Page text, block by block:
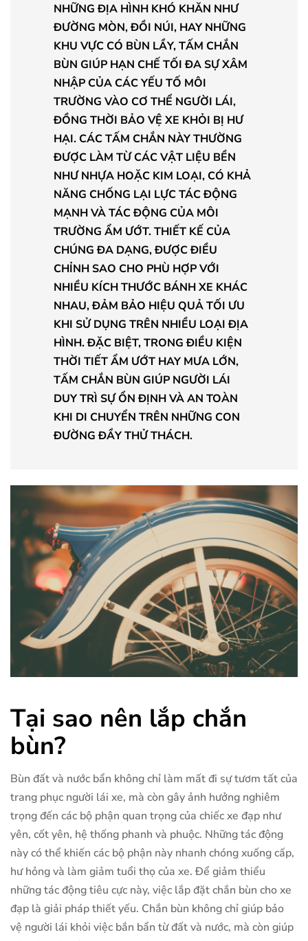
NHỮNG ĐỊA HÌNH KHÓ KHĂN NHƯ
ĐƯỜNG MÒN, ĐỒI NÚI, HAY NHỮNG
KHU VỰC CÓ BÙN LẦY, TẤM CHẮN
BÙN GIÚP HẠN CHẾ TỐI ĐA SỰ XÂM
NHẬP CỦA CÁC YẾU TỐ MÔI
TRƯỜNG VÀO CƠ THỂ NGƯỜI LÁI,
ĐỒNG THỜI BẢO VỆ XE KHỎI BỊ HƯ
HẠI. CÁC TẤM CHẮN NÀY THƯỜNG
ĐƯỢC LÀM TỪ CÁC VẬT LIỆU BỀN
NHƯ NHỰA HOẶC KIM LOẠI, CÓ KHẢ
NĂNG CHỐNG LẠI LỰC TÁC ĐỘNG
MẠNH VÀ TÁC ĐỘNG CỦA MÔI
TRƯỜNG ẨM ƯỚT. THIẾT KẾ CỦA
CHÚNG ĐA DẠNG, ĐƯỢC ĐIỀU
CHỈNH SAO CHO PHÙ HỢP VỚI
NHIỀU KÍCH THƯỚC BÁNH XE KHÁC
NHAU, ĐẢM BẢO HIỆU QUẢ TỐI ƯU
KHI SỬ DỤNG TRÊN NHIỀU LOẠI ĐỊA
HÌNH. ĐẶC BIỆT, TRONG ĐIỀU KIỆN
THỜI TIẾT ẨM ƯỚT HAY MƯA LỚN,
TẤM CHẮN BÙN GIÚP NGƯỜI LÁI
DUY TRÌ SỰ ỔN ĐỊNH VÀ AN TOÀN
KHI DI CHUYỂN TRÊN NHỮNG CON
ĐƯỜNG ĐẦY THỬ THÁCH.
Tại sao nên lắp chắn
bùn?
Bùn đất và nước bẩn không chỉ làm mất đi sự tươm tất của
trang phục người lái xe, mà còn gây ảnh hưởng nghiêm
trọng đến các bộ phận quan trọng của chiếc xe đạp như
yên, cốt yên, hệ thống phanh và phuộc. Những tác động
này có thể khiến các bộ phận này nhanh chóng xuống cấp,
hư hỏng và làm giảm tuổi thọ của xe. Để giảm thiểu
những tác động tiêu cực này, việc lắp đặt chắn bùn cho xe
đạp là giải pháp thiết yếu. Chắn bùn không chỉ giúp bảo
vệ người lái khỏi việc bắn bẩn từ đất và nước, mà còn giúp